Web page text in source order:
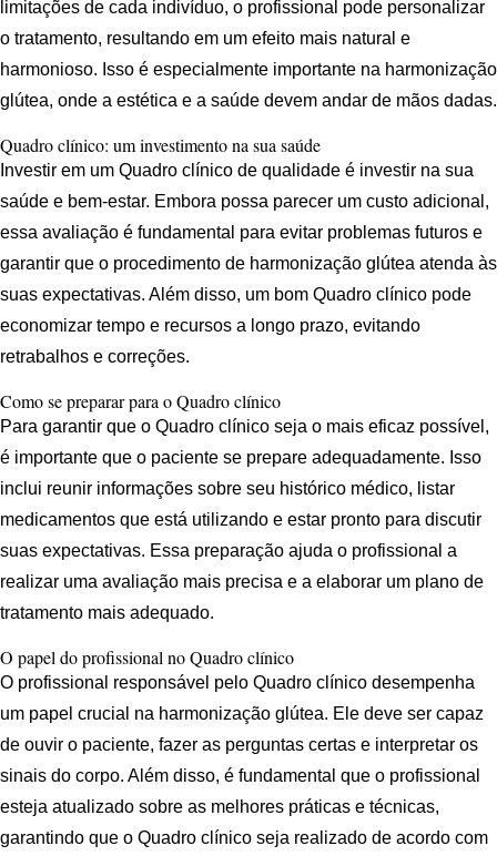
limitações de cada indivíduo, o profissional pode personalizar
o tratamento, resultando em um efeito mais natural e
harmonioso. Isso é especialmente importante na harmonização
glútea, onde a estética e a saúde devem andar de mãos dadas.
Quadro clínico: um investimento na sua saúde
Investir em um Quadro clínico de qualidade é investir na sua
saúde e bem-estar. Embora possa parecer um custo adicional,
essa avaliação é fundamental para evitar problemas futuros e
garantir que o procedimento de harmonização glútea atenda às
suas expectativas. Além disso, um bom Quadro clínico pode
economizar tempo e recursos a longo prazo, evitando
retrabalhos e correções.
Como se preparar para o Quadro clínico
Para garantir que o Quadro clínico seja o mais eficaz possível,
é importante que o paciente se prepare adequadamente. Isso
inclui reunir informações sobre seu histórico médico, listar
medicamentos que está utilizando e estar pronto para discutir
suas expectativas. Essa preparação ajuda o profissional a
realizar uma avaliação mais precisa e a elaborar um plano de
tratamento mais adequado.
O papel do profissional no Quadro clínico
O profissional responsável pelo Quadro clínico desempenha
um papel crucial na harmonização glútea. Ele deve ser capaz
de ouvir o paciente, fazer as perguntas certas e interpretar os
sinais do corpo. Além disso, é fundamental que o profissional
esteja atualizado sobre as melhores práticas e técnicas,
garantindo que o Quadro clínico seja realizado de acordo com